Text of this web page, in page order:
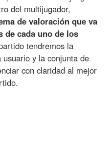
del multijugador,
de valoración que va
de cada uno de los
tendremos la
y la conjunta de
con claridad al mejor